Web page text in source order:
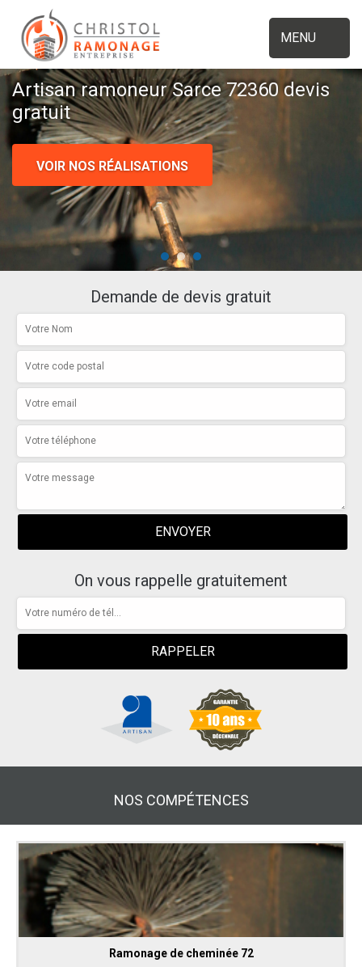
MENU
Artisan ramoneur Sarce 72360 devis
gratuit
VOIR NOS RÉALISATIONS
Demande de devis gratuit
On vous rappelle gratuitement
NOS COMPÉTENCES
Ramonage de cheminée 72